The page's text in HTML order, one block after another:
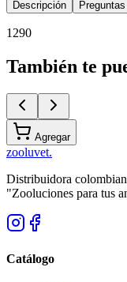
Descripción
1290
También te
Agregar
zooluvet.
Distribuidora
"Zooluciones para tus
Catálogo